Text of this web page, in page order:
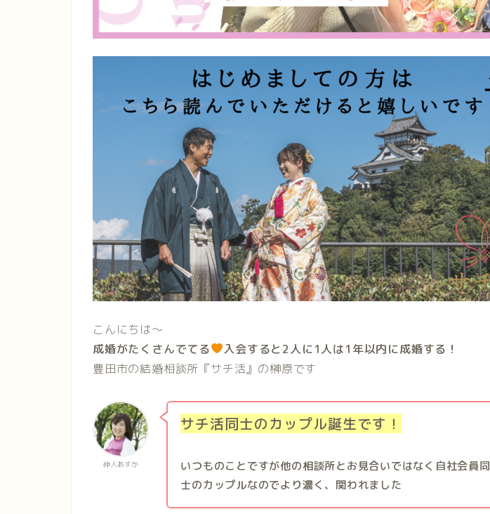
こんにちは〜
成婚がたくさんでてる
入会すると2人に1人は1年以内に成婚する！
豊田市の結婚相談所『サチ活』の榊原です
仲人あすか
サチ活同士のカップル誕生です！
いつものことですが他の相談所とお見合いではなく自社会員同
士のカップルなのでより濃く、関われました